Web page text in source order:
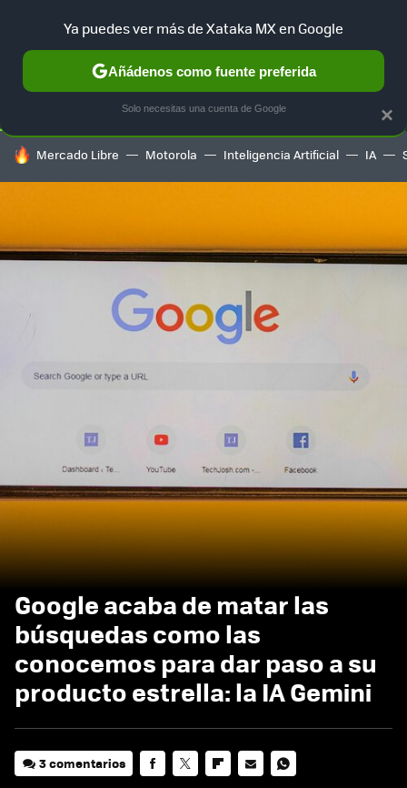
SELECCIÓN GAMING HOME AUTO TERRITORIO
HOY SE HABLA DE
Mercado Libre Motorola Inteligencia Artificial IA
Google acaba de matar las
búsquedas como las
conocemos para dar paso a su
producto estrella: la IA Gemini
3 comentarios
×
Ya puedes ver más de Xataka MX en Google
Añádenos como fuente preferida
Solo necesitas una cuenta de Google